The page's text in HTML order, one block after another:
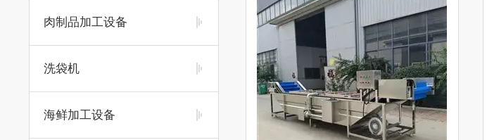
肉制品加工设备
洗袋机
海鲜加工设备